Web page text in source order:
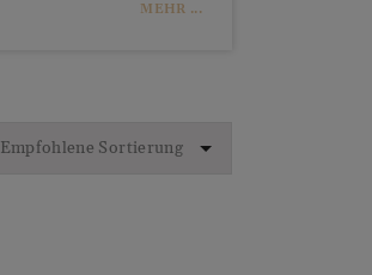
MEHR ...
Empfohlene Sortierung